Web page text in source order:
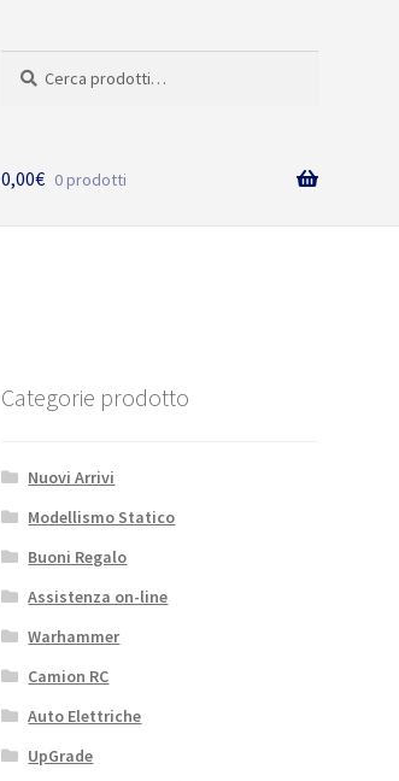
0,00€ 0 prodotti
Categorie prodotto
Nuovi Arrivi
Modellismo Statico
Buoni Regalo
Assistenza on-line
Warhammer
Camion RC
Auto Elettriche
UpGrade